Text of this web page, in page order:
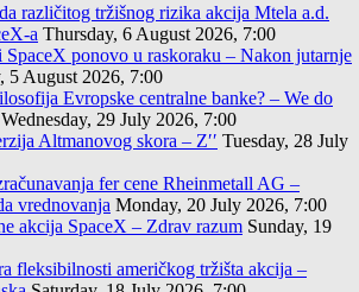
različitog tržišnog rizika akcija Mtela a.d.
a Thursday, 6 August 2026, 7:00
ponovo u raskoraku – Nakon jutarnje
5 August 2026, 7:00
Evropske centralne banke? – We do
Wednesday, 29 July 2026, 7:00
Altmanovog skora – Z′′ Tuesday, 28 July
fer cene Rheinmetall AG –
vrednovanja Monday, 20 July 2026, 7:00
akcija SpaceX – Zdrav razum Sunday, 19
fleksibilnosti američkog tržišta akcija –